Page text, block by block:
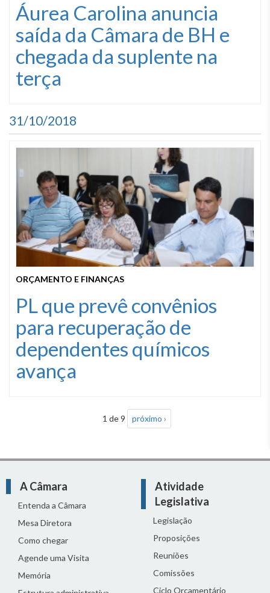
Áurea Carolina anuncia
saída da Câmara de BH e
chegada da suplente na
terça
31/10/2018
ORÇAMENTO E FINANÇAS
PL que prevê convênios
para recuperação de
dependentes químicos
avança
1 de 9 próximo ›
A Câmara
Entenda a Câmara
Mesa Diretora
Como chegar
Agende uma Visita
Memória
Atividade
Legislativa
Legislação
Proposições
Reuniões
Comissões
Ciclo Orçamentário